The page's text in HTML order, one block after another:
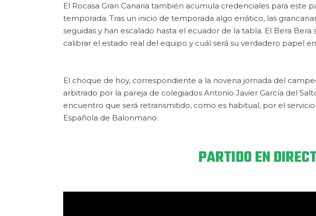
El Rocasa Gran Canaria también acumula credenciales para este
temporada. Tras un inicio de temporada algo errático, las
seguidas y han escalado hasta el ecuador de la tabla. El Bera
calibrar el estado real del equipo y cuál será su verdadero papel
El choque de hoy, correspondiente a la novena jornada del
arbitrado por la pareja de colegiados Antonio Javier García del
encuentro que será retransmitido, como es habitual, por el
Española de Balonmano.
PARTIDO EN